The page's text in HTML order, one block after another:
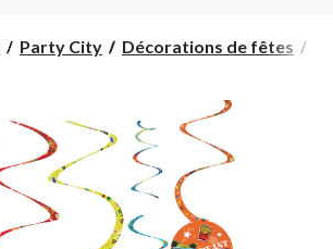
Party City Décorations de fêtes